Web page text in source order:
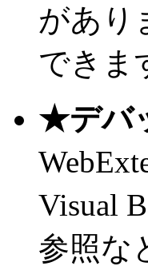
があり
できま
★デバ
Visual
参照な